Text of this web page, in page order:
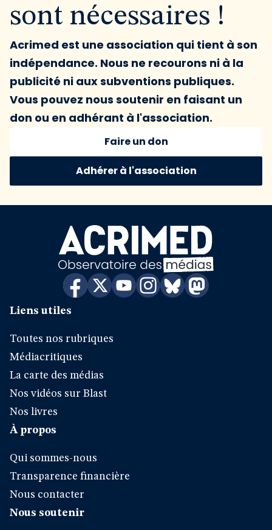
sont nécessaires !
Acrimed est une association qui tient à son
indépendance. Nous ne recourons ni à la
publicité ni aux subventions publiques.
Vous pouvez nous soutenir en faisant un
don ou en adhérant à l'association.
Faire un don
Adhérer à l'association
Liens utiles
Toutes nos rubriques
Médiacritiques
La carte des médias
Nos vidéos sur Blast
Nos livres
À propos
Qui sommes-nous
Transparence financière
Nous contacter
Nous soutenir